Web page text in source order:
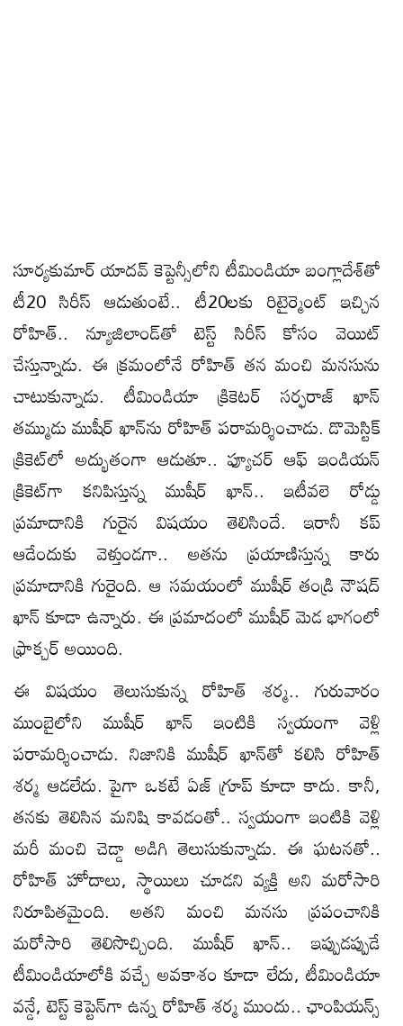
సూర్యకుమార్‌ యాదవ్‌ కెప్టెన్సీలోని టీమిండియా బంగ్లాదేశ్‌తో
టీ20 సిరీస్‌ ఆడుతుంటే.. టీ20లకు రిటైర్మెంట్‌ ఇచ్చిన
రోహిత్.. న్యూజిలాండ్‌తో టెస్ట్‌ సిరీస్ కోసం వెయిట్‌
చేస్తున్నాడు. ఈ క్రమంలోనే రోహిత్‌ తన మంచి మనసును
చాటుకున్నాడు. టీమిండియా క్రికెటర్‌ సర్ఫరాజ్‌ ఖాన్‌
తమ్ముడు ముషీర్‌ ఖాన్‌ను రోహిత్‌ పరామర్శించాడు. డొమెస్టిక్‌
క్రికెట్‌లో అద్భుతంగా ఆడుతూ.. ఫ్యూచర్‌ ఆఫ్‌ ఇండియన్‌
క్రికెట్‌గా కనిపిస్తున్న ముషీర్‌ ఖాన్‌.. ఇటీవలె రోడ్డు
ప్రమాదానికి గురైన విషయం తెలిసిందే. ఇరానీ కప్‌
ఆడేందుకు వెళ్తుండగా.. అతను ప్రయాణిస్తున్న కారు
ప్రమాదానికి గురైంది. ఆ సమయంలో ముషీర్‌ తండ్రి నౌషద్‌
ఖాన్‌ కూడా ఉన్నారు. ఈ ప్రమాదంలో ముషీర్‌ మెడ భాగంలో
ఫ్రాక్చర్‌ అయింది.
ఈ విషయం తెలుసుకున్న రోహిత్‌ శర్మ.. గురువారం
ముంబైలోని ముషీర్‌ ఖాన్‌ ఇంటికి స్వయంగా వెళ్లి
పరామర్శించాడు. నిజానికి ముషీర్‌ ఖాన్‌తో కలిసి రోహిత్‌
శర్మ ఆడలేదు. పైగా ఒకటే ఏజ్‌ గ్రూప్‌ కూడా కాదు. కానీ,
తనకు తెలిసిన మనిషి కావడంతో.. స్వయంగా ఇంటికి వెళ్లి
మరీ మంచి చెడ్డా అడిగి తెలుసుకున్నాడు. ఈ ఘటనతో..
రోహిత్‌ హోదాలు, స్థాయిలు చూడని వ్యక్తి అని మరోసారి
నిరూపితమైంది. అతని మంచి మనసు ప్రపంచానికి
మరోసారి తెలిసొచ్చింది. ముషీర్‌ ఖాన్‌.. ఇప్పుడప్పుడే
టీమిండియాలోకి వచ్చే అవకాశం కూడా లేదు, టీమిండియా
వన్డే, టెస్ట్‌ కెప్టెన్‌గా ఉన్న రోహిత్‌ శర్మ ముందు.. ఛాంపియన్స్‌